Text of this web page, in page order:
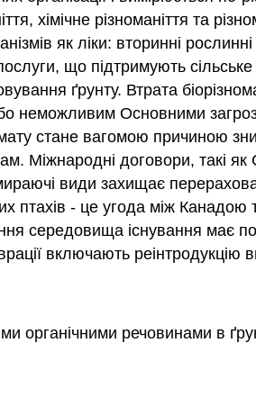
хімічне різноманіття та
як ліки: вторинні
що підтримують
ґрунту. Втрата
неможливим Основними
стане вагомою причиною
Міжнародні договори, такі
види захищає
птахів - це угода між Канадою
середовища існування має
включають реінтродукцію
органічними речовинами в